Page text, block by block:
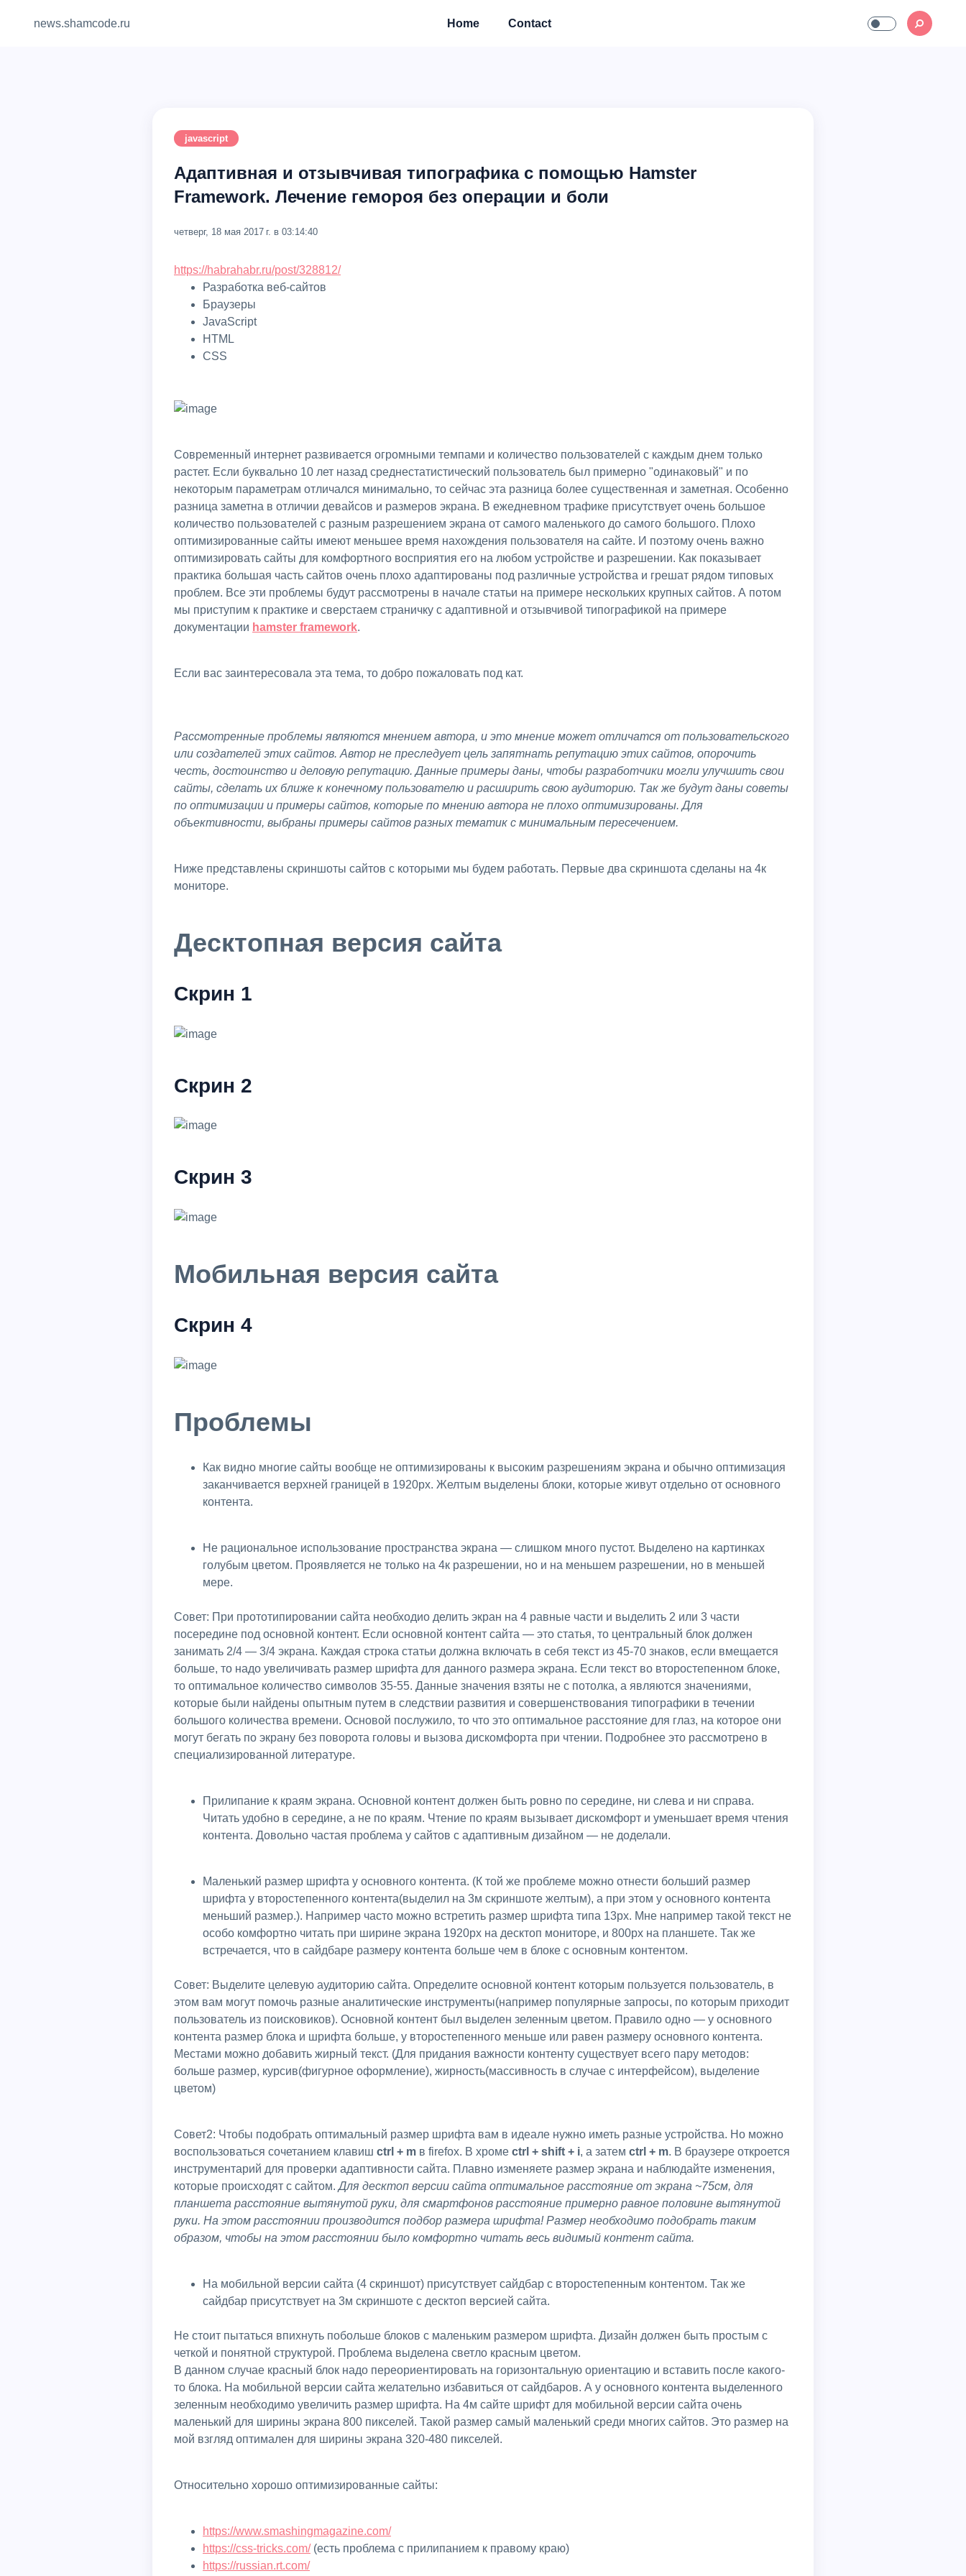
news.shamcode.ru Home Contact
javascript
Адаптивная и отзывчивая типографика с помощью Hamster
Framework. Лечение гемороя без операции и боли
четверг, 18 мая 2017 г. в 03:14:40
https://habrahabr.ru/post/328812/
Разработка веб-сайтов
Браузеры
JavaScript
HTML
CSS
Современный интернет развивается огромными темпами и количество пользователей с каждым днем только
растет. Если буквально 10 лет назад среднестатистический пользователь был примерно "одинаковый" и по
некоторым параметрам отличался минимально, то сейчас эта разница более существенная и заметная. Особенно
разница заметна в отличии девайсов и размеров экрана. В ежедневном трафике присутствует очень большое
количество пользователей с разным разрешением экрана от самого маленького до самого большого. Плохо
оптимизированные сайты имеют меньшее время нахождения пользователя на сайте. И поэтому очень важно
оптимизировать сайты для комфортного восприятия его на любом устройстве и разрешении. Как показывает
практика большая часть сайтов очень плохо адаптированы под различные устройства и грешат рядом типовых
проблем. Все эти проблемы будут рассмотрены в начале статьи на примере нескольких крупных сайтов. А потом
мы приступим к практике и сверстаем страничку с адаптивной и отзывчивой типографикой на примерe
документации hamster framework.
Если вас заинтересовала эта тема, то добро пожаловать под кат.
Рассмотренные проблемы являются мнением автора, и это мнение может отличатся от пользовательского
или создателей этих сайтов. Автор не преследует цель запятнать репутацию этих сайтов, опорочить
честь, достоинство и деловую репутацию. Данные примеры даны, чтобы разработчики могли улучшить свои
сайты, сделать их ближе к конечному пользователю и расширить свою аудиторию. Так же будут даны советы
по оптимизации и примеры сайтов, которые по мнению автора не плохо оптимизированы. Для
объективности, выбраны примеры сайтов разных тематик с минимальным пересечением.
Ниже представлены скриншоты сайтов с которыми мы будем работать. Первые два скриншота сделаны на 4к
мониторе.
Десктопная версия сайта
Скрин 1
Скрин 2
Скрин 3
Мобильная версия сайта
Скрин 4
Проблемы
Как видно многие сайты вообще не оптимизированы к высоким разрешениям экрана и обычно оптимизация
заканчивается верхней границей в 1920px. Желтым выделены блоки, которые живут отдельно от основного
контента.
Не рациональное использование пространства экрана — слишком много пустот. Выделено на картинках
голубым цветом. Проявляется не только на 4к разрешении, но и на меньшем разрешении, но в меньшей
мере.
Совет: При прототипировании сайта необходио делить экран на 4 равные части и выделить 2 или 3 части
посередине под основной контент. Если основной контент сайта — это статья, то центральный блок должен
занимать 2/4 — 3/4 экрана. Каждая строка статьи должна включать в себя текст из 45-70 знаков, если вмещается
больше, то надо увеличивать размер шрифта для данного размера экрана. Если текст во второстепенном блоке,
то оптимальное количество символов 35-55. Данные значения взяты не с потолка, а являются значениями,
которые были найдены опытным путем в следствии развития и совершенствования типографики в течении
большого количества времени. Основой послужило, то что это оптимальное расстояние для глаз, на которое они
могут бегать по экрану без поворота головы и вызова дискомфорта при чтении. Подробнее это рассмотрено в
специализированной литературе.
Прилипание к краям экрана. Основной контент должен быть ровно по середине, ни слева и ни справа.
Читать удобно в середине, а не по краям. Чтение по краям вызывает дискомфорт и уменьшает время чтения
контента. Довольно частая проблема у сайтов с адаптивным дизайном — не доделали.
Маленький размер шрифта у основного контента. (К той же проблеме можно отнести больший размер
шрифта у второстепенного контента(выделил на 3м скриншоте желтым), а при этом у основного контента
меньший размер.). Например часто можно встретить размер шрифта типа 13px. Мне например такой текст не
особо комфортно читать при ширине экрана 1920px на десктоп мониторе, и 800px на планшете. Так же
встречается, что в сайдбаре размеру контента больше чем в блоке с основным контентом.
Совет: Выделите целевую аудиторию сайта. Определите основной контент которым пользуется пользователь, в
этом вам могут помочь разные аналитические инструменты(например популярные запросы, по которым приходит
пользователь из поисковиков). Основной контент был выделен зеленным цветом. Правило одно — у основного
контента размер блока и шрифта больше, у второстепенного меньше или равен размеру основного контента.
Местами можно добавить жирный текст. (Для придания важности контенту существует всего пару методов:
больше размер, курсив(фигурное оформление), жирность(массивность в случае с интерфейсом), выделение
цветом)
Совет2: Чтобы подобрать оптимальный размер шрифта вам в идеале нужно иметь разные устройства. Но можно
воспользоваться сочетанием клавиш ctrl + m в firefox. В хроме сtrl + shift + i, а затем ctrl + m. В браузере откроется
инструментарий для проверки адаптивности сайта. Плавно изменяете размер экрана и наблюдайте изменения,
которые происходят с сайтом.Для десктоп версии сайта оптимальное расстояние от экрана ~75см, для
планшета расстояние вытянутой руки, для смартфонов расстояние примерно равное половине вытянутой
руки. На этом расстоянии производится подбор размера шрифта! Размер необходимо подобрать таким
образом, чтобы на этом расстоянии было комфортно читать весь видимый контент сайта.
На мобильной версии сайта (4 скриншот) присутствует сайдбар с второстепенным контентом. Так же
сайдбар присутствует на 3м скриншоте с десктоп версией сайта.
Не стоит пытаться впихнуть побольше блоков с маленьким размером шрифта. Дизайн должен быть простым с
четкой и понятной структурой. Проблема выделена светло красным цветом.
В данном случае красный блок надо переориентировать на горизонтальную ориентацию и вставить после какого-
то блока. На мобильной версии сайта желательно избавиться от сайдбаров. А у основного контента выделенного
зеленным необходимо увеличить размер шрифта. На 4м сайте шрифт для мобильной версии сайта очень
маленький для ширины экрана 800 пикселей. Такой размер самый маленький среди многих сайтов. Это размер на
мой взгляд оптимален для ширины экрана 320-480 пикселей.
Относительно хорошо оптимизированные сайты:
https://www.smashingmagazine.com/
https://css-tricks.com/(есть проблема с прилипанием к правому краю)
https://russian.rt.com/